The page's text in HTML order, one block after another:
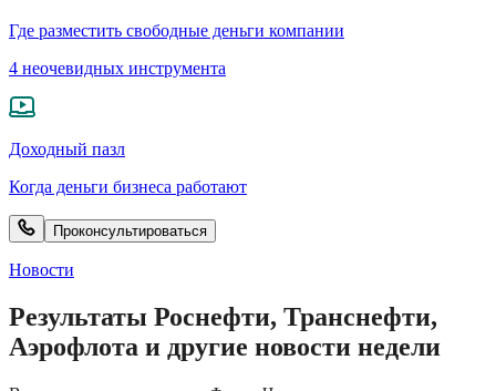
Где разместить свободные деньги компании
4 неочевидных инструмента
Доходный пазл
Когда деньги бизнеса работают
Проконсультироваться
Новости
Результаты Роснефти, Транснефти,
Аэрофлота и другие новости недели